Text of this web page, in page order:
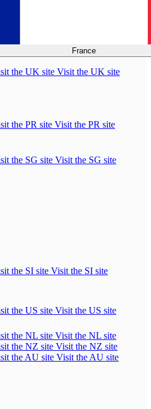
France
Visit the UK site
Visit the PR site
Visit the SG site
Visit the SI site
Visit the US site
Visit the NL site
Visit the NZ site
Visit the AU site